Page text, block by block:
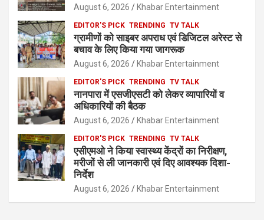
August 6, 2026 Khabar Entertainment
EDITOR'S PICK TRENDING TV TALK
ग्रामीणों को साइबर अपराध एवं डिजिटल अरेस्ट से
बचाव के लिए किया गया जागरूक
August 6, 2026 Khabar Entertainment
EDITOR'S PICK TRENDING TV TALK
नानपारा में एसजीएसटी को लेकर व्यापारियों व
अधिकारियों की बैठक
August 6, 2026 Khabar Entertainment
EDITOR'S PICK TRENDING TV TALK
एसीएमओ ने किया स्वास्थ्य केंद्रों का निरीक्षण,
मरीजों से ली जानकारी एवं दिए आवश्यक दिशा-
निर्देश
August 6, 2026 Khabar Entertainment